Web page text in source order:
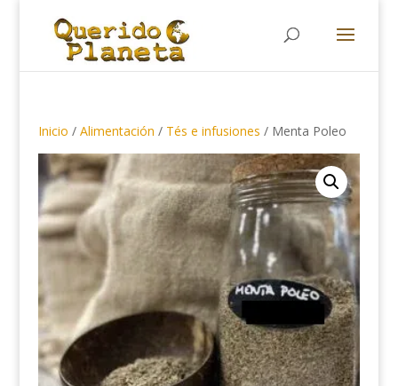
de
productos
Inicio / Alimentación / Tés e infusiones / Menta Poleo